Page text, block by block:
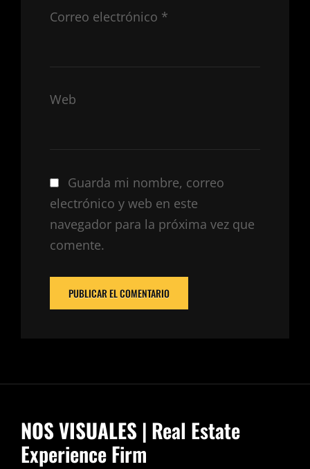
Correo electrónico *
Web
Guarda mi nombre, correo
electrónico y web en este
navegador para la próxima vez que
comente.
NOS VISUALES| Real Estate
Experience Firm